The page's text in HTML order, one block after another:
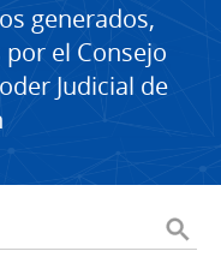
generados,
el Consejo
Judicial de